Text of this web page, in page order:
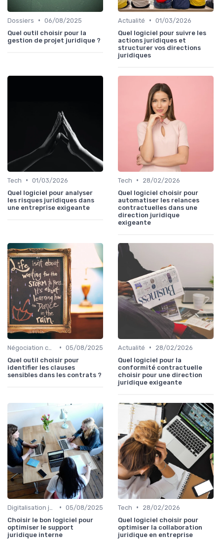
Dossiers • 06/08/2025
Quel outil choisir pour la
gestion de projet juridique ?
Actualité • 01/03/2026
Quel logiciel pour suivre les
actions juridiques et
structurer vos directions
juridiques
Tech • 01/03/2026
Quel logiciel pour analyser
les risques juridiques dans
une entreprise exigeante
Tech •
28/02/2026
Quel logiciel choisir pour
automatiser les relances
contractuelles dans une
direction juridique
exigeante
• 05/08/2025
Quel outil choisir pour
identifier les clauses
sensibles dans les contrats ?
Actualité •
28/02/2026
Quel logiciel pour la
conformité contractuelle
choisir pour une direction
juridique exigeante
• 05/08/2025
Choisir le bon logiciel pour
optimiser le support
juridique interne
Tech •
28/02/2026
Quel logiciel choisir pour
optimiser la collaboration
juridique en entreprise